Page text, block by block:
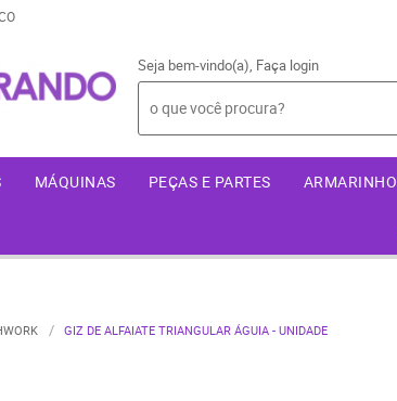
Seja bem-vindo(a), Faça login
MÁQUINAS PEÇAS E PARTES ARMARINHO
GIZ DE ALFAIATE TRIANGULAR ÁGUIA - UNIDADE